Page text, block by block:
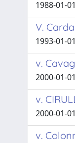
1988-01-
V.
1993-01-
v.
2000-01-
v.
2000-01-
v.